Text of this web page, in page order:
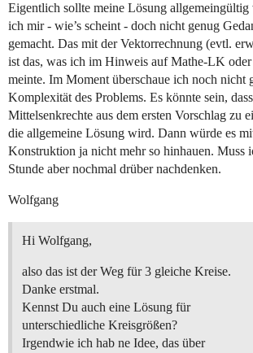
Eigentlich sollte meine Lösung allgemeingültig
ich mir - wie’s scheint - doch nicht genug
gemacht. Das mit der Vektorrechnung (evtl.
ist das, was ich im Hinweis auf Mathe-LK
meinte. Im Moment überschaue ich noch nicht
Komplexität des Problems. Es könnte sein,
Mittelsenkrechte aus dem ersten Vorschlag zu
die allgemeine Lösung wird. Dann würde es
Konstruktion ja nicht mehr so hinhauen. Muss
Stunde aber nochmal drüber nachdenken.
Wolfgang
Hi Wolfgang,
also das ist der Weg für 3 gleiche Kreise.
Danke erstmal.
Kennst Du auch eine Lösung für
unterschiedliche Kreisgrößen?
Irgendwie ich hab ne Idee, das über